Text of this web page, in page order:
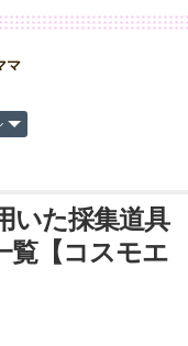
マ
いた採集道具
覧【コスモエ